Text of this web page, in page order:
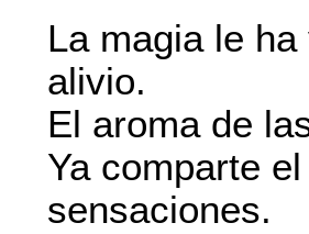
La magia le
alivio.
El aroma de
Ya comparte
sensaciones.